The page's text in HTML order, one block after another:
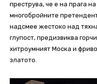
преструва, че е на прага
многобройните
надсмее жестоко над
глупост, предизвиква
хитроумният Моска и
златото.